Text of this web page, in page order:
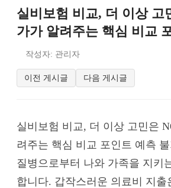
실비보험 비교, 더 이상 고
가가 알려주는 핵심 비교
작성자: 관리자
이전 게시글 다음 게시글
실비보험 비교, 더 이상 고민은
려주는 핵심 비교 포인트 예측
질병으로부터 나와 가족을 지키
합니다. 갑작스러운 의료비 지출